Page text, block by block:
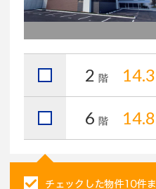
2 階 14.3
6 階 14.8